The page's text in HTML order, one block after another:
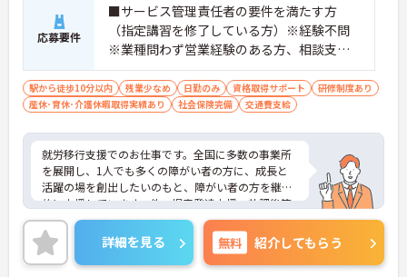
応募要件
■サービス管理責任者の要件を満たす方
（指定講習を修了している方）※経験不問
※業種問わず営業経験のある方、相談支
援・直接支援の経験がある方歓迎
駅から徒歩10分以内 残業少なめ 日勤のみ 資格取得サポート
研修制度あり
産休･育休･介護休暇取得実績あり
社会保険完備 交通費支給
就労移行支援でのお仕事です。全国に多数の事業所
を展開し、1人でも多くの障がい者の方に、成長と
活躍の場を創出したいのもと、障がい者の方を継続
的に支援しています。他、児童発達支援、放課後等
デイサービスも展開しており安定感も抜群です。
ご興味ある方には、面接対策ポイントなど、さらに
詳細をお話しいたしますのでお気軽にご相談くださ
い！
詳細を見る 無料 紹介してもらう